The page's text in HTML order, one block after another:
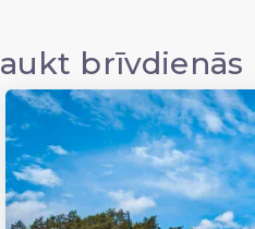
brīvdienās